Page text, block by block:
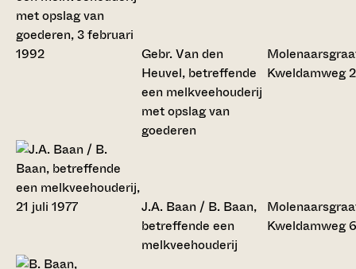
Gebr. Van den
Heuvel, betreffende
een melkveehouderij
met opslag van
goederen
Kweldamweg 2
J.A. Baan / B. Baan,
betreffende een
melkveehouderij
Kweldamweg 6